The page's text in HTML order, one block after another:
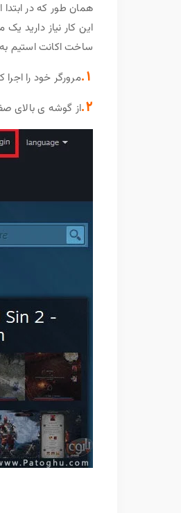
همان طور که در
این کار نیاز دارید
ساخت اکانت استیم
1. مرورگر خود را
2. از گوشه ی بالای